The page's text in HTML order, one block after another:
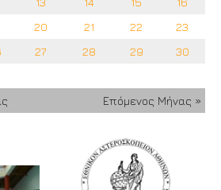
20 21 22
23
27 28 29
30
Επόμενος Μήνας »